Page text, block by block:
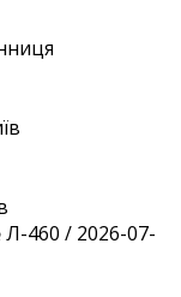
Л-460 / 2026-07-